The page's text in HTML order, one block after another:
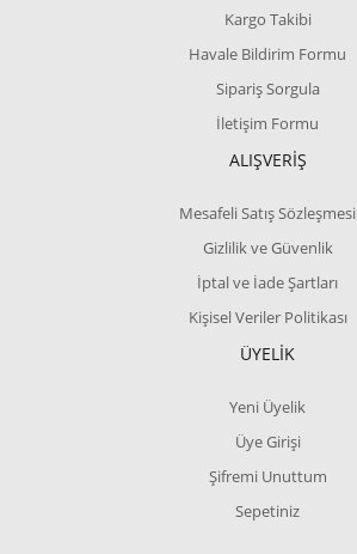
Kargo Takibi
Havale Bildirim Formu
Sipariş Sorgula
İletişim Formu
ALIŞVERİŞ
Mesafeli Satış Sözleşmesi
Gizlilik ve Güvenlik
İptal ve İade Şartları
Kişisel Veriler Politikası
ÜYELİK
Yeni Üyelik
Üye Girişi
Şifremi Unuttum
Sepetiniz